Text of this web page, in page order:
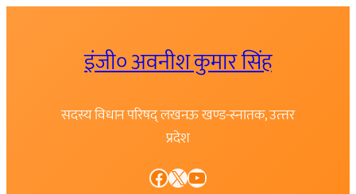
इंजी० अवनीश कुमार सिंह
सदस्य विधान परिषद् लखनऊ खण्ड-स्नातक, उत्त्तर
प्रदेश
Facebook X YouTube